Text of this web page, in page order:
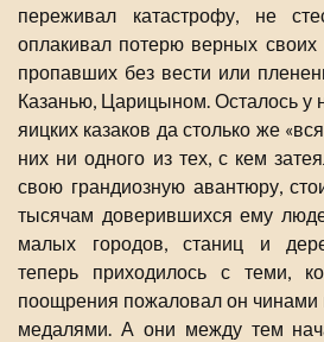
переживал катастрофу, не
оплакивал потерю верных своих
пропавших без вести или
Казанью, Царицыном. Осталось у
яицких казаков да столько же
них ни одного из тех, с кем
свою грандиозную авантюру,
тысячам доверившихся ему
малых городов, станиц и
теперь приходилось с теми,
поощрения пожаловал он чинами
медалями. А они между тем